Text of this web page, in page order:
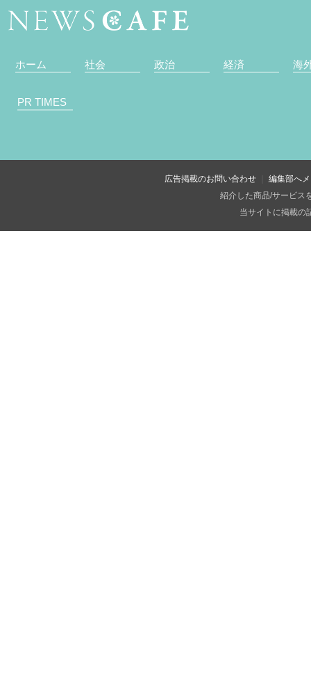
ホーム 社会 政治 経済 海
PR TIMES
広告掲載のお問い合わせ
編集部へ
紹介した商品/サービス
当サイトに掲載の